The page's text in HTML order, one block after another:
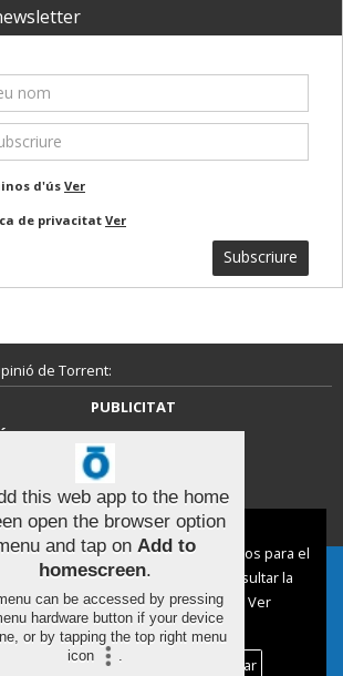
d'ús Ver
de privacitat Ver
Subscriure
de Torrent:
PUBLICITAT
DE LA
I
CONTACTE
|Termes d'ús|Protecció de
this web app to the home
open the browser option
and tap on Add to
homescreen.
can be accessed by pressing
hardware button if your device
or by tapping the top right menu
icon
.
sobre el Uso de cookies:
cookies nuestras y de terceros para el
del digital. Puedes consultar la
de cookies y como desconectarlas.
Ver
Política de Privacidad y Cookies
Aceptar Cookies
Personalizar